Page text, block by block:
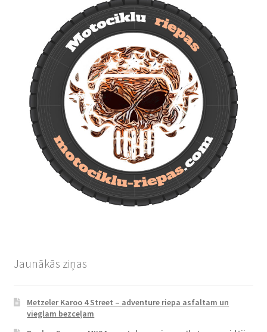
Jaunākās ziņas
Metzeler Karoo 4 Street – adventure riepa asfaltam un
vieglam bezceļam